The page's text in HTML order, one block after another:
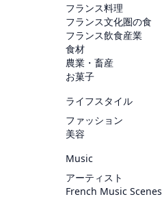
フランス料理
フランス文化圏の食
フランス飲食産業
食材
農業・畜産
お菓子
ライフスタイル
ファッション
美容
Music
アーティスト
French Music Scenes